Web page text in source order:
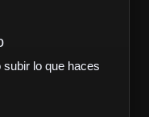
subir lo que haces